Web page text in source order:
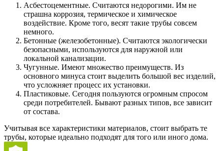
Асбестоцементные. Считаются недорогими. Им не
страшна коррозия, термическое и химическое
воздействие. Кроме того, весят такие трубы совсем
немного.
Бетонные (железобетонные). Считаются экологически
безопасными, используются для наружной или
локальной канализации.
Чугунные. Имеют множество преимуществ. Из
основного минуса стоит выделить большой вес изделий,
что усложняет процесс их установки.
Пластиковые. Сегодня пользуются огромным спросом
среди потребителей. Бывают разных типов, все зависит
от состава.
Учитывая все характеристики материалов, стоит выбрать те
трубы, которые идеально подходят для того или иного дома.